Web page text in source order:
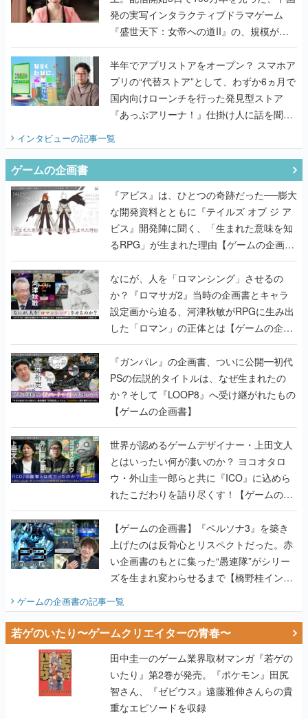
発の実写インタラクティブドラマゲーム
『盛世天下：女帝への道II』の、規模が違
うこだわりをプロデューサーに聞いた
半年でアプリストアをオープン？ スマホア
プリの“代替ストア”として、わずか6ヵ月で
国内向けローンチを行った発見型ストア
『あっぷアリーナ！』仕掛け人に話を聞い
てみた
インタビューの記事一覧
ゲームの企画書
『アビス』は、ひとつの奇跡だった──膨大
な開発資料とともに『テイルズ オブ ジ ア
ビス』開発陣に聞く、「生まれた意味を知
るRPG」が生まれた理由【ゲームの企画
書】
なにが、人を「ロマンシング」させるの
か？『ロマサガ2』当時の企画書とキャラ
設定画から迫る、河津秋敏がRPGに生み出
した「ロマン」の正体とは【ゲームの企画
書】
『ガンパレ』の企画書、ついに公開━初代
PSの伝説的タイトルは、なぜ生まれたの
か？そして『LOOP8』へ受け継がれたもの
【ゲームの企画書】
世界が認めるゲームデザイナー・上田文人
とはいったい何が凄いのか？ ヨコオタロ
ウ・外山圭一郎らと共に『ICO』に込めら
れたこだわりを語り尽くす！【ゲームの企
画書】
【ゲームの企画書】『ペルソナ3』を築き
上げたのは反骨心とリスペクトだった。赤
い企画書のもとに集った“愚連隊”がシリー
ズを生まれ変わらせるまで【橋野桂インタ
ビュー】
ゲームの企画書の記事一覧
若ゲのいたり〜ゲームクリエイターの青春〜
田中圭一のゲーム業界取材マンガ『若ゲの
いたり』第2巻が発売。『ポケモン』田尻
智さん、『ゼビウス』遠藤雅伸さんらの貴
重なエピソードを収録